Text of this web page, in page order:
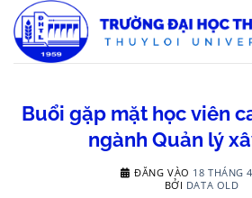
qua
nội
Buổi gặp mặt học viên
ngành Quản lý
ĐĂNG VÀO 18 THÁNG
BỞI DATA OLD